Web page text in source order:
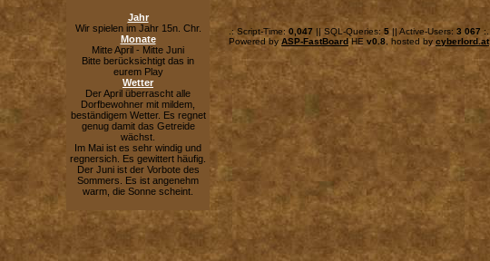
Jahr
Wir spielen im Jahr 15n. Chr.
Monate
Mitte April - Mitte Juni
Bitte berücksichtigt das in
eurem Play
Wetter
Der April überrascht alle
Dorfbewohner mit mildem,
beständigem Wetter. Es regnet
genug damit das Getreide
wächst.
Im Mai ist es sehr windig und
regnersich. Es gewittert häufig.
Der Juni ist der Vorbote des
Sommers. Es ist angenehm
warm, die Sonne scheint.
.: Script-Time: 0,047 || SQL-Queries: 5 || Active-Users: 3 067 :.
Powered by ASP-FastBoardHE v0.8 , hosted by cyberlord.at